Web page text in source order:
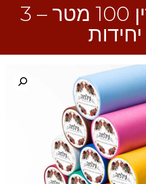
גליל סדין 100 מטר – 3
יחידות